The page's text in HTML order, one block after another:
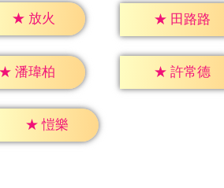
★ 放火 ★ 田路路
潘瑋柏 ★ 許常德
★ 愷樂